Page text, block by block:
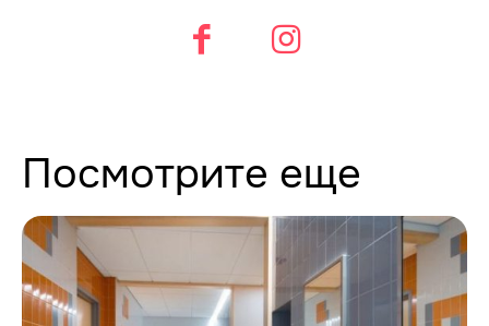
Посмотрите еще